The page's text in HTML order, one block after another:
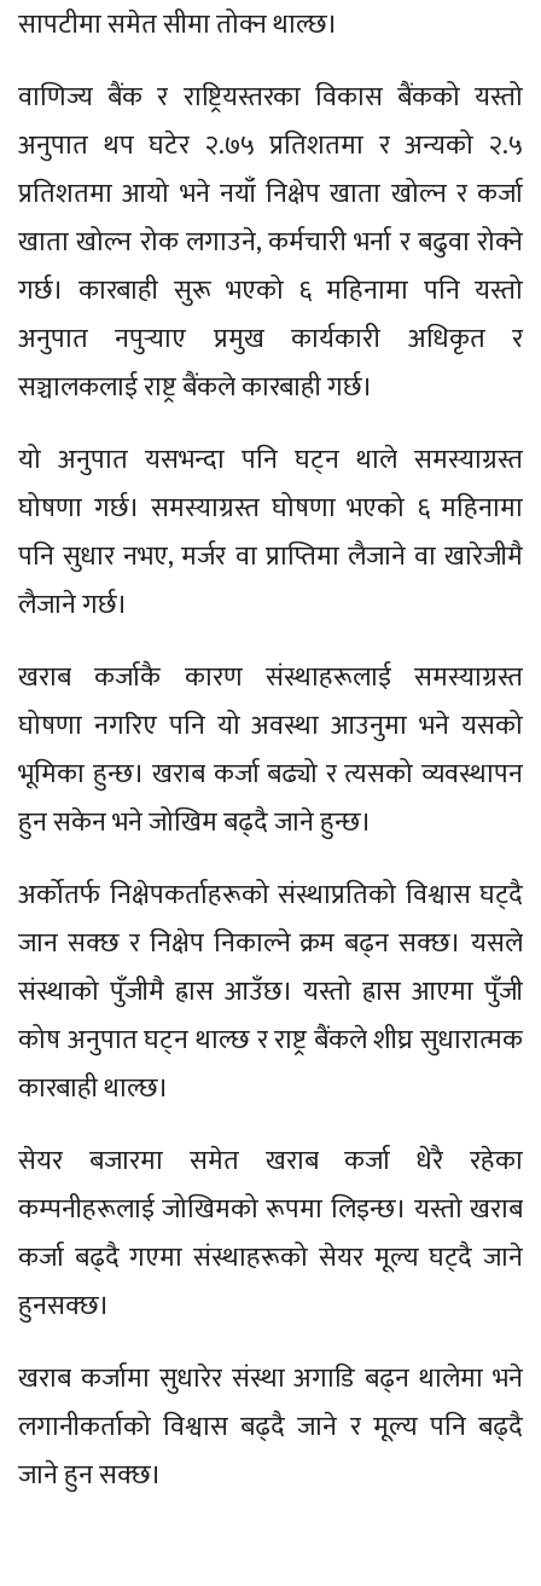
सापटीमा समेत सीमा तोक्न थाल्छ।
वाणिज्य बैंक र राष्ट्रियस्तरका विकास बैंकको यस्तो
अनुपात थप घटेर २.७५ प्रतिशतमा र अन्यको २.५
प्रतिशतमा आयो भने नयाँ निक्षेप खाता खोल्न र कर्जा
खाता खोल्न रोक लगाउने, कर्मचारी भर्ना र बढुवा रोक्ने
गर्छ। कारबाही सुरू भएको ६ महिनामा पनि यस्तो
अनुपात नपुर्‍याए प्रमुख कार्यकारी अधिकृत र
सञ्चालकलाई राष्ट्र बैंकले कारबाही गर्छ।
यो अनुपात यसभन्दा पनि घट्न थाले समस्याग्रस्त
घोषणा गर्छ। समस्याग्रस्त घोषणा भएको ६ महिनामा
पनि सुधार नभए, मर्जर वा प्राप्तिमा लैजाने वा खारेजीमै
लैजाने गर्छ।
खराब कर्जाकै कारण संस्थाहरूलाई समस्याग्रस्त
घोषणा नगरिए पनि यो अवस्था आउनुमा भने यसको
भूमिका हुन्छ। खराब कर्जा बढ्यो र त्यसको व्यवस्थापन
हुन सकेन भने जोखिम बढ्दै जाने हुन्छ।
अर्कोतर्फ निक्षेपकर्ताहरूको संस्थाप्रतिको विश्वास घट्दै
जान सक्छ र निक्षेप निकाल्ने क्रम बढ्न सक्छ। यसले
संस्थाको पुँजीमै ह्रास आउँछ। यस्तो ह्रास आएमा पुँजी
कोष अनुपात घट्न थाल्छ र राष्ट्र बैंकले शीघ्र सुधारात्मक
कारबाही थाल्छ।
सेयर बजारमा समेत खराब कर्जा धेरै रहेका
कम्पनीहरूलाई जोखिमको रूपमा लिइन्छ। यस्तो खराब
कर्जा बढ्दै गएमा संस्थाहरूको सेयर मूल्य घट्दै जाने
हुनसक्छ।
खराब कर्जामा सुधारेर संस्था अगाडि बढ्न थालेमा भने
लगानीकर्ताको विश्वास बढ्दै जाने र मूल्य पनि बढ्दै
जाने हुन सक्छ।